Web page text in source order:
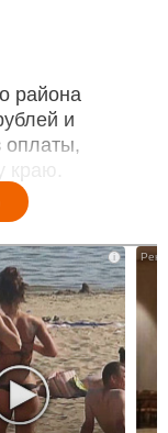
района
и
оплаты,
i